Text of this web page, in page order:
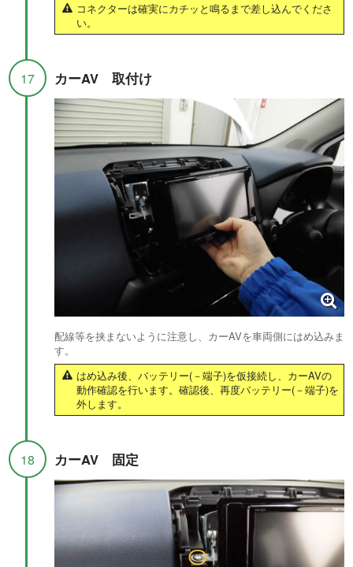
コネクターは確実にカチッと鳴るまで差し込んでくださ
い。
17 カーAV 取付け
配線等を挟まないように注意し、カーAVを車両側にはめ込みま
す。
はめ込み後、バッテリー(－端子)を仮接続し、カーAVの
動作確認を行います。確認後、再度バッテリー(－端子)を
外します。
18 カーAV 固定